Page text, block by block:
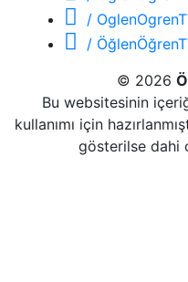
/
/
© 2026
Bu websitesinin
kullanımı için
gösterilse dahi